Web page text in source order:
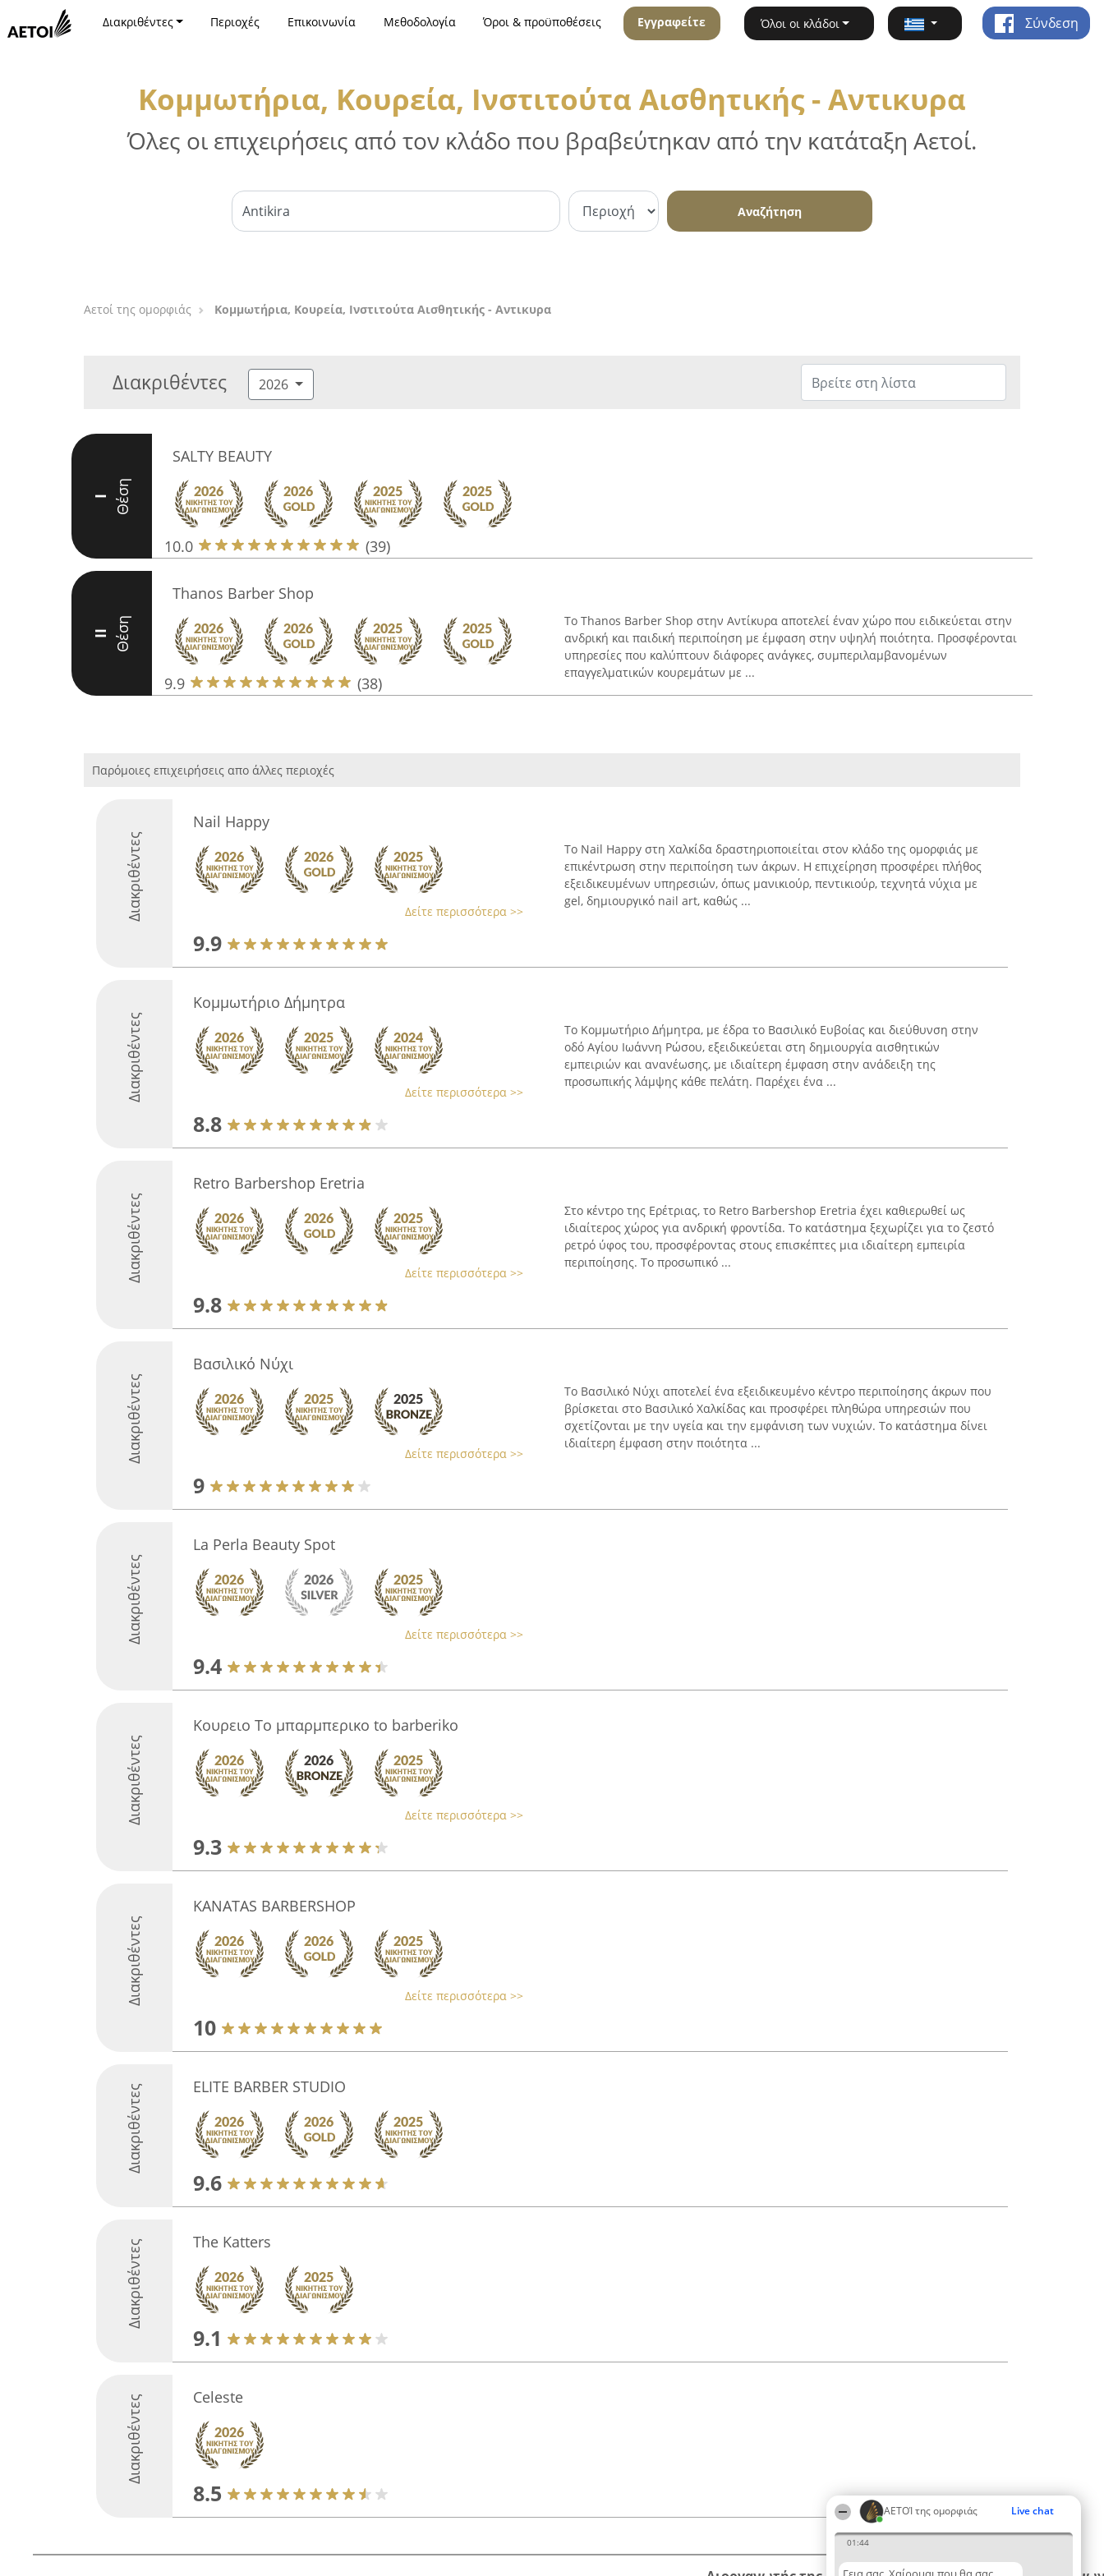
ΑΕΤΟΊ της ομορφιάς Live chat
01:44
Διακριθέντες Περιοχές Επικοινωνία Μεθοδολογία Όροι & προϋποθέσεις Εγγραφείτε Όλοι οι κλάδοι Σύνδεση
Κομμωτήρια, Κουρεία, Ινστιτούτα Αισθητικής - Αντικυρα
Όλες οι επιχειρήσεις από τον κλάδο που βραβεύτηκαν από την κατάταξη Αετοί.
Αναζήτηση
Αετοί της ομορφιάς Κομμωτήρια, Κουρεία, Ινστιτούτα Αισθητικής - Αντικυρα
Διακριθέντες 2026
I Θέση
SALTY BEAUTY
10.0 (39)
II Θέση
Thanos Barber Shop
9.9 (38)
Το Thanos Barber Shop στην Αντίκυρα αποτελεί έναν χώρο που ειδικεύεται στην
ανδρική και παιδική περιποίηση με έμφαση στην υψηλή ποιότητα. Προσφέρονται
υπηρεσίες που καλύπτουν διάφορες ανάγκες, συμπεριλαμβανομένων
επαγγελματικών κουρεμάτων με ...
Παρόμοιες επιχειρήσεις απο άλλες περιοχές
Διακριθέντες
Nail Happy
Δείτε περισσότερα >>
9.9
Το Nail Happy στη Χαλκίδα δραστηριοποιείται στον κλάδο της ομορφιάς με
επικέντρωση στην περιποίηση των άκρων. Η επιχείρηση προσφέρει πλήθος
εξειδικευμένων υπηρεσιών, όπως μανικιούρ, πεντικιούρ, τεχνητά νύχια με
gel, δημιουργικό nail art, καθώς ...
Διακριθέντες
Κομμωτήριο Δήμητρα
Δείτε περισσότερα >>
8.8
Το Κομμωτήριο Δήμητρα, με έδρα το Βασιλικό Ευβοίας και διεύθυνση στην
οδό Αγίου Ιωάννη Ρώσου, εξειδικεύεται στη δημιουργία αισθητικών
εμπειριών και ανανέωσης, με ιδιαίτερη έμφαση στην ανάδειξη της
προσωπικής λάμψης κάθε πελάτη. Παρέχει ένα ...
Διακριθέντες
Retro Barbershop Eretria
Δείτε περισσότερα >>
9.8
Στο κέντρο της Ερέτριας, το Retro Barbershop Eretria έχει καθιερωθεί ως
ιδιαίτερος χώρος για ανδρική φροντίδα. Το κατάστημα ξεχωρίζει για το ζεστό
ρετρό ύφος του, προσφέροντας στους επισκέπτες μια ιδιαίτερη εμπειρία
περιποίησης. Το προσωπικό ...
Διακριθέντες
Βασιλικό Νύχι
Δείτε περισσότερα >>
9
Το Βασιλικό Νύχι αποτελεί ένα εξειδικευμένο κέντρο περιποίησης άκρων που
βρίσκεται στο Βασιλικό Χαλκίδας και προσφέρει πληθώρα υπηρεσιών που
σχετίζονται με την υγεία και την εμφάνιση των νυχιών. Το κατάστημα δίνει
ιδιαίτερη έμφαση στην ποιότητα ...
Διακριθέντες
La Perla Beauty Spot
Δείτε περισσότερα >>
9.4
Διακριθέντες
Κουρειο Το μπαρμπερικο to barberiko
Δείτε περισσότερα >>
9.3
Διακριθέντες
KANATAS BARBERSHOP
Δείτε περισσότερα >>
10
Διακριθέντες ELITE BARBER STUDIO
9.6
Διακριθέντες The Katters
9.1
Διακριθέντες Celeste
8.5